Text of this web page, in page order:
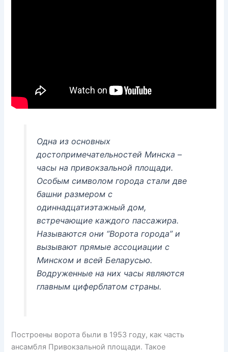
Одна из основных
достопримечательностей Минска –
часы на привокзальной площади.
Особым символом города стали две
башни размером с
одиннадцатиэтажный дом,
встречающие каждого пассажира.
Называются они “Ворота города” и
вызывают прямые ассоциации с
Минском и всей Беларусью.
Водруженные на них часы являются
главным циферблатом страны.
Построены ворота были в 1953 году, как часть
ансамбля Привокзальной площади. Такое